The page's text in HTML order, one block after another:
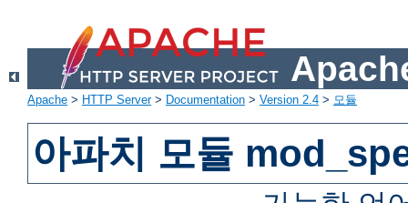
Apache > HTTP Server> Documentation > Version 2.4 > 모듈
아파치 모듈